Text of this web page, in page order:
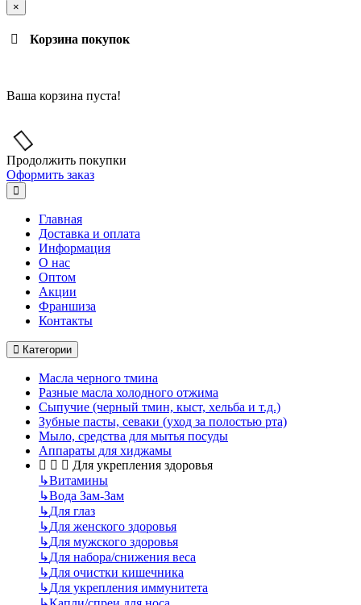
×
Корзина покупок
Ваша корзина пуста!
Продолжить покупки
Оформить заказ
Главная
Доставка и оплата
Информация
О нас
Оптом
Акции
Франшиза
Контакты
Категории
Масла черного тмина
Разные масла холодного отжима
Сыпучие (черный тмин, кыст, хельба и т.д.)
Зубные пасты, севаки (уход за полостью рта)
Мыло, средства для мытья посуды
Аппараты для хиджамы
Для укрепления здоровья
↳Витамины
↳Вода Зам-Зам
↳Для глаз
↳Для женского здоровья
↳Для мужского здоровья
↳Для набора/снижения веса
↳Для очистки кишечника
↳Для укрепления иммунитета